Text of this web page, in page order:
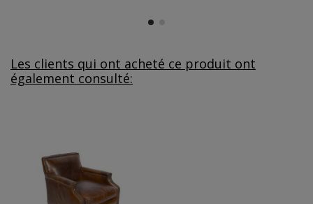
Les clients qui ont acheté ce produit ont
également consulté: